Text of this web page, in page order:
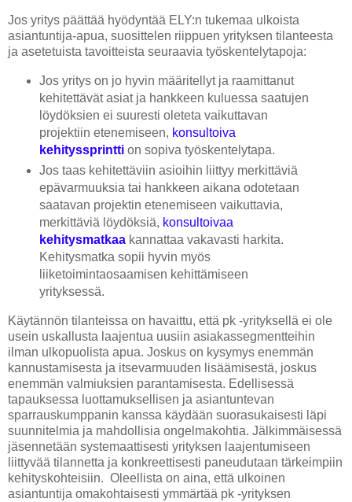
Jos yritys päättää hyödyntää ELY:n tukemaa ulkoista
asiantuntija-apua, suosittelen riippuen yrityksen tilanteesta
ja asetetuista tavoitteista seuraavia työskentelytapoja:
Jos yritys on jo hyvin määritellyt ja raamittanut
kehitettävät asiat ja hankkeen kuluessa saatujen
löydöksien ei suuresti oleteta vaikuttavan
projektiin etenemiseen, konsultoiva
kehityssprinttion sopiva työskentelytapa.
Jos taas kehitettäviin asioihin liittyy merkittäviä
epävarmuuksia tai hankkeen aikana odotetaan
saatavan projektin etenemiseen vaikuttavia,
merkittäviä löydöksiä, konsultoivaa
kehitysmatkaakannattaa vakavasti harkita.
Kehitysmatka sopii hyvin myös
liiketoimintaosaamisen kehittämiseen
yrityksessä.
Käytännön tilanteissa on havaittu, että pk -yrityksellä ei ole
usein uskallusta laajentua uusiin asiakassegmentteihin
ilman ulkopuolista apua. Joskus on kysymys enemmän
kannustamisesta ja itsevarmuuden lisäämisestä, joskus
enemmän valmiuksien parantamisesta. Edellisessä
tapauksessa luottamuksellisen ja asiantuntevan
sparrauskumppanin kanssa käydään suorasukaisesti läpi
suunnitelmia ja mahdollisia ongelmakohtia. Jälkimmäisessä
jäsennetään systemaattisesti yrityksen laajentumiseen
liittyvää tilannetta ja konkreettisesti paneudutaan tärkeimpiin
kehityskohteisiin. Oleellista on aina, että ulkoinen
asiantuntija omakohtaisesti ymmärtää pk -yrityksen